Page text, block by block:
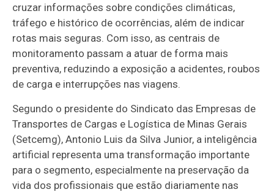
cruzar informações sobre condições climáticas,
tráfego e histórico de ocorrências, além de indicar
rotas mais seguras. Com isso, as centrais de
monitoramento passam a atuar de forma mais
preventiva, reduzindo a exposição a acidentes, roubos
de carga e interrupções nas viagens.
Segundo o presidente do Sindicato das Empresas de
Transportes de Cargas e Logística de Minas Gerais
(Setcemg), Antonio Luis da Silva Junior, a inteligência
artificial representa uma transformação importante
para o segmento, especialmente na preservação da
vida dos profissionais que estão diariamente nas